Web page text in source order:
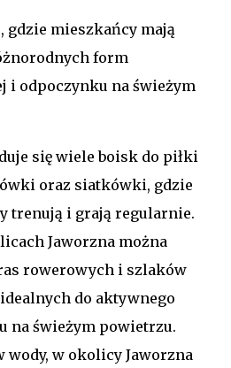
gdzie mieszkańcy mają
form
i odpoczynku na świeżym
się wiele boisk do piłki
oraz siatkówki, gdzie
trenują i grają regularnie.
Jaworzna można
rowerowych i szlaków
do aktywnego
na świeżym powietrzu.
wody, w okolicy Jaworzna